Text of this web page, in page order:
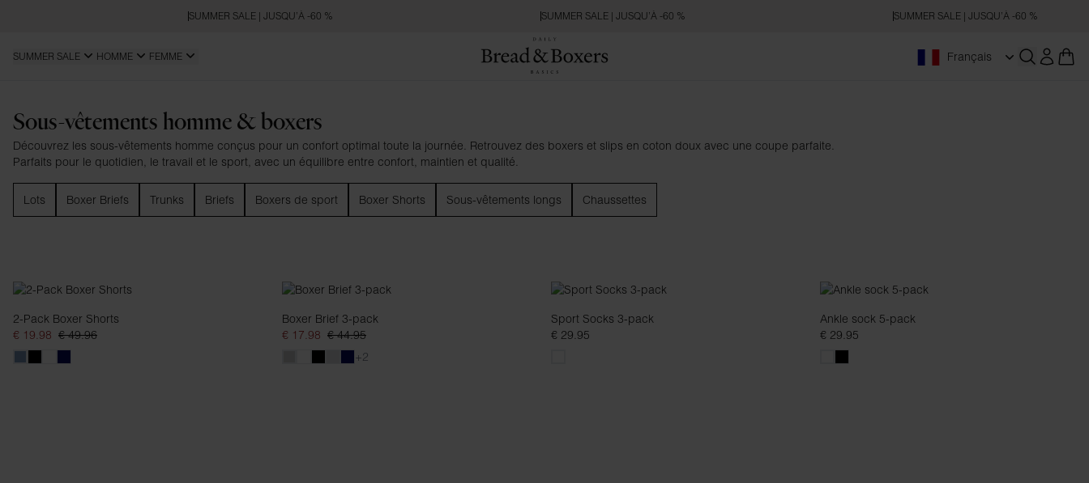
SUMMER SALE | JUSQU’À -60 % SUMMER SALE | JUSQU’À -60 % SUMMER SALE | JUSQU’À -60 %
SUMMER SALE HOMME FEMME
Français
Sous-vêtements
Sous-vêtements homme & boxers
Découvrez les sous-vêtements homme conçus pour un confort optimal toute la journée. Retrouvez des boxers et slips en coton doux avec une coupe parfaite.
Parfaits pour le quotidien, le travail et le sport, avec un équilibre entre confort, maintien et qualité.
Lots Boxer Briefs Trunks Briefs Boxers de sport Boxer Shorts Sous-vêtements longs Chaussettes
2-Pack Boxer Shorts
€ 19.98 € 49.96
Boxer Brief 3-pack
€ 17.98 € 44.95
+2
Sport Socks 3-pack
€ 29.95
Ankle sock 5-pack
€ 29.95